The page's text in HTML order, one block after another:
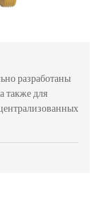
разработаны
также для